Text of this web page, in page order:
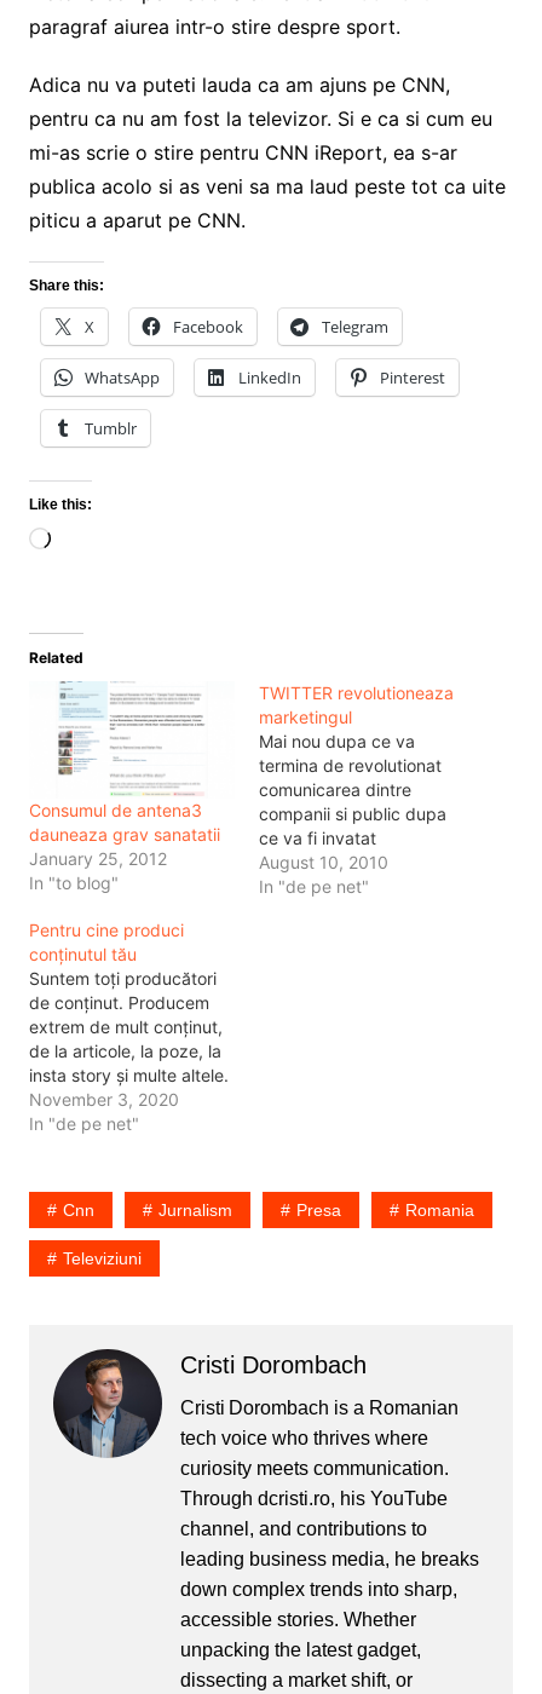
paragraf aiurea intr-o stire despre sport.
Adica nu va puteti lauda ca am ajuns pe CNN,
pentru ca nu am fost la televizor. Si e ca si cum eu
mi-as scrie o stire pentru CNN iReport, ea s-ar
publica acolo si as veni sa ma laud peste tot ca uite
piticu a aparut pe CNN.
Share this:
X Facebook Telegram
WhatsApp LinkedIn Pinterest
Tumblr
Like this:
Loading…
Related
Consumul de antena3
dauneaza grav sanatatii
January 25, 2012
In "to blog"
TWITTER revolutioneaza
marketingul
Mai nou dupa ce va
termina de revolutionat
comunicarea dintre
companii si public dupa
ce va fi invatat
companiile sa se prezinte
pe internet si sa raspunda
August 10, 2010
In "de pe net"
Pentru cine produci
conținutul tău
Suntem toți producători
de conținut. Producem
extrem de mult conținut,
de la articole, la poze, la
insta story și multe altele.
Investim extrem de mult
timp, dar mai ales energie
nu nervi, se numește
pasiune. Investim
pasiune, scriem cu
pasiune, facem videouri
November 3, 2020
In "de pe net"
Cnn Jurnalism Presa Romania
Televiziuni
Cristi Dorombach
Cristi Dorombach is a Romanian
tech voice who thrives where
curiosity meets communication.
Through dcristi.ro, his YouTube
channel, and contributions to
leading business media, he breaks
down complex trends into sharp,
accessible stories. Whether
unpacking the latest gadget,
dissecting a market shift, or